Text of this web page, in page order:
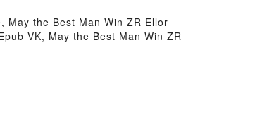
May the Best Man Win ZR Ellor
VK, May the Best Man Win ZR